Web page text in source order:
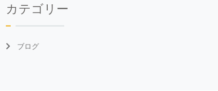
カテゴリー
ブログ